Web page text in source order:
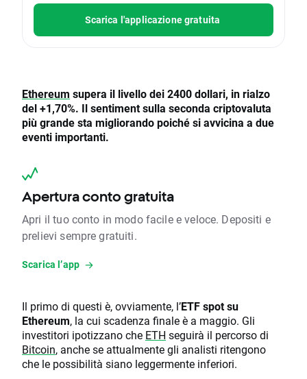
Scarica l'applicazione gratuita
Ethereum supera il livello dei 2400 dollari, in rialzo
del +1,70%. Il sentiment sulla seconda criptovaluta
più grande sta migliorando poiché si avvicina a due
eventi importanti.
Apertura conto gratuita
Apri il tuo conto in modo facile e veloce. Depositi e
prelievi sempre gratuiti.
Scarica l’app
Il primo di questi è, ovviamente, l’ETF spot su
Ethereum, la cui scadenza finale è a maggio. Gli
investitori ipotizzano che ETH seguirà il percorso di
Bitcoin, anche se attualmente gli analisti ritengono
che le possibilità siano leggermente inferiori.